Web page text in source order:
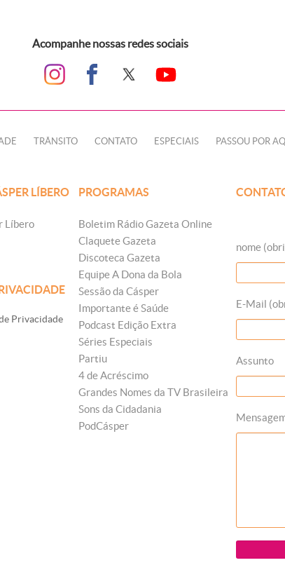
Acompanhe nossas redes sociais
TRÂNSITO CONTATO ESPECIAIS PASSOU POR
LÍBERO
Líbero
Privacidade
PROGRAMAS
Boletim Rádio Gazeta Online
Claquete Gazeta
Discoteca Gazeta
Equipe A Dona da Bola
Sessão da Cásper
Importante é Saúde
Podcast Edição Extra
Séries Especiais
Partiu
4 de Acréscimo
Grandes Nomes da TV Brasileira
Sons da Cidadania
PodCásper
nome
E-Mail
Assunto